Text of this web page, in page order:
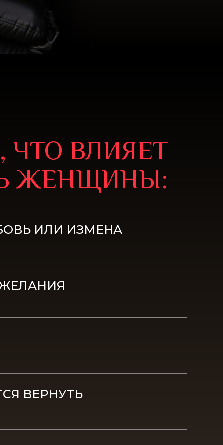
ВЛИЯЕТ
ЖЕНЩИНЫ:
ВЕРНУТЬ
ИЛИ ИЗМЕНА